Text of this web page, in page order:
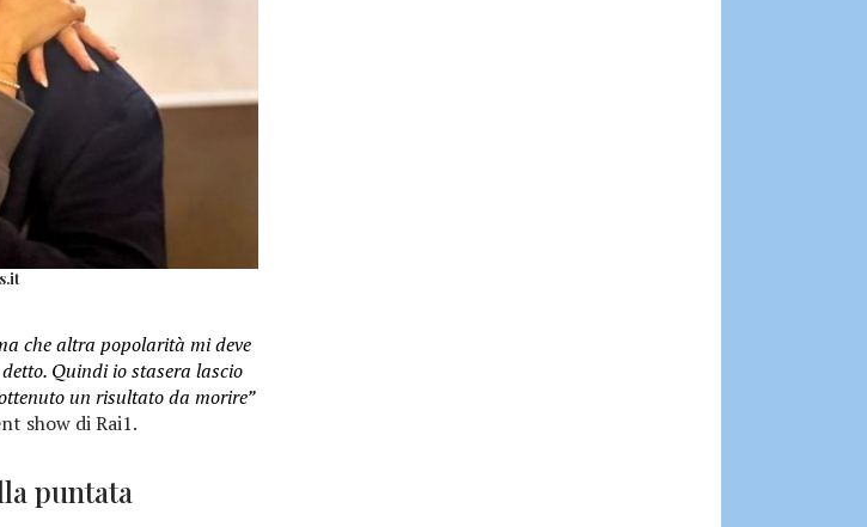
che altra popolarità mi deve
Quindi io stasera lascio
un risultato da morire”
show di Rai1.
puntata